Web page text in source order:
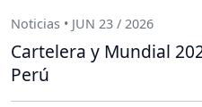
Noticias • JUN 23 / 2026
Cartelera y Mundial
Perú